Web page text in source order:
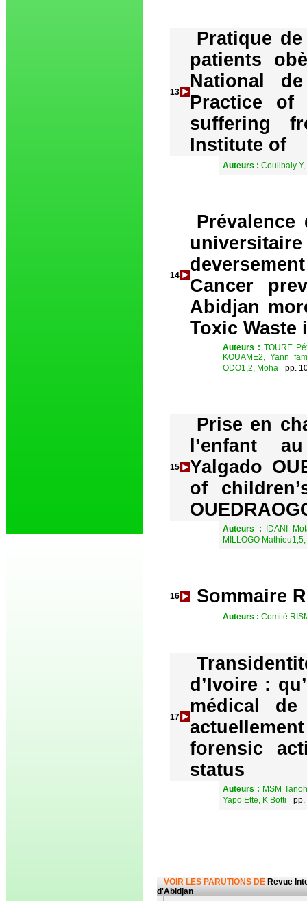
13
Pratique
patients
National
Practice of
suffering
Institute of
Auteurs : Coulibaly
14
Cancer
Abidjan
Toxic Waste
Auteurs : TOURE
KOUAME2, Yann
ODO1,2, Moha
pp.
15
Prise en
l’enfant
Yalgado
of
Auteurs :
IDANI
MILLOGO
16 Sommaire
Auteurs : Comité
17
d’Ivoire :
médical de
forensic
status
Auteurs : MSM
Yapo Ette, K Botti
pp.
VOIR LES PARUTIONS DE Revue
d'Abidjan